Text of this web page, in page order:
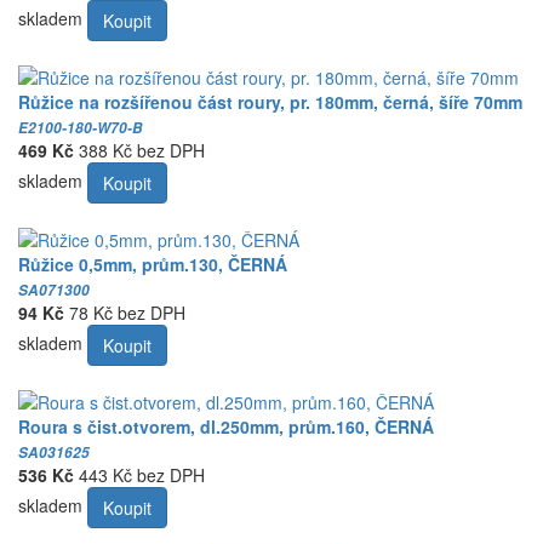
skladem Koupit
Růžice na rozšířenou část roury, pr. 180mm, černá, šíře 70mm
E2100-180-W70-B
469 Kč 388 Kč bez DPH
skladem
Koupit
Růžice 0,5mm, prům.130, ČERNÁ
SA071300
94 Kč 78 Kč bez DPH
skladem
Koupit
Roura s čist.otvorem, dl.250mm, prům.160, ČERNÁ
SA031625
536 Kč 443 Kč bez DPH
skladem
Koupit